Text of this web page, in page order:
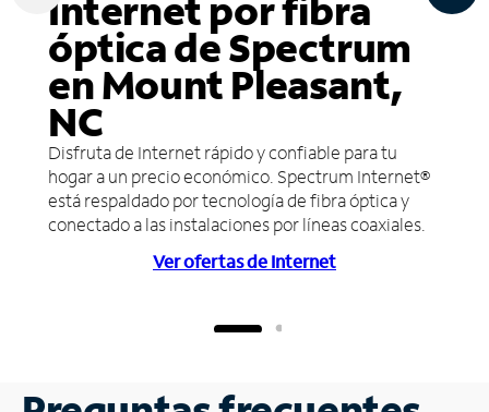
óptica de Spectrum
en Mount Pleasant,
NC
Disfruta de Internet rápido y confiable para tu
hogar a un precio económico. Spectrum Internet®
está respaldado por tecnología de fibra óptica y
conectado a las instalaciones por líneas coaxiales.
Ver ofertas de Internet